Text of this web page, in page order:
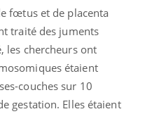
fœtus et de placenta
traité des juments
les chercheurs ont
étaient
couches sur 10
gestation. Elles étaient